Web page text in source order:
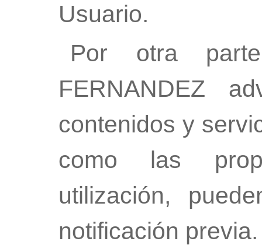
Usuario.
Por otra
FERNANDEZ
contenidos y
como las
utilización,
notificación previa.